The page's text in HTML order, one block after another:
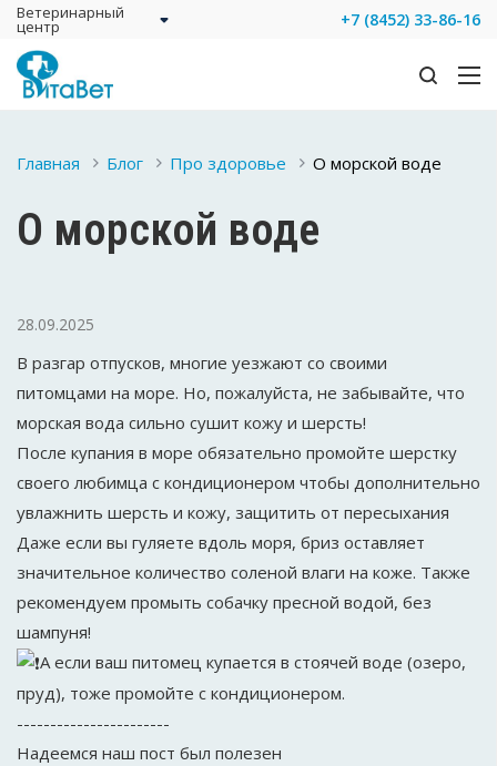
Ветеринарный
центр +7 (8452) 33-86-16
Главная Блог Про здоровье О морской воде
О морской воде
28.09.2025
В разгар отпусков, многие уезжают со своими
питомцами на море. Но, пожалуйста, не забывайте, что
морская вода сильно сушит кожу и шерсть!
После купания в море обязательно промойте шерстку
своего любимца с кондиционером чтобы дополнительно
увлажнить шерсть и кожу, защитить от пересыхания
Даже если вы гуляете вдоль моря, бриз оставляет
значительное количество соленой влаги на коже. Также
рекомендуем промыть собачку пресной водой, без
шампуня!
А если ваш питомец купается в стоячей воде (озеро,
пруд), тоже промойте с кондиционером.
-----------------------
Надеемся наш пост был полезен